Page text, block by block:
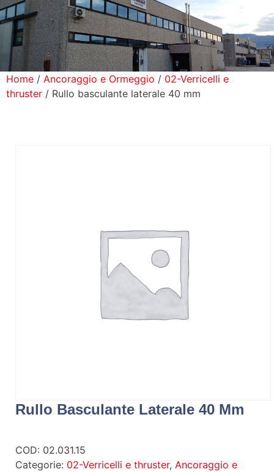
Prodotti
Home / Ancoraggio e Ormeggio / 02-Verricelli e
thruster / Rullo basculante laterale 40 mm
Rullo Basculante Laterale 40 Mm
COD: 02.031.15
Categorie: 02-Verricelli e thruster, Ancoraggio e